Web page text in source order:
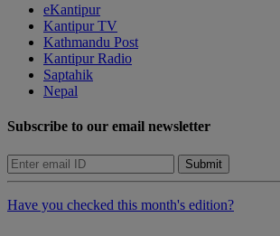
eKantipur
Kantipur TV
Kathmandu Post
Kantipur Radio
Saptahik
Nepal
Subscribe to our email newsletter
Submit
Have you checked this month's edition?